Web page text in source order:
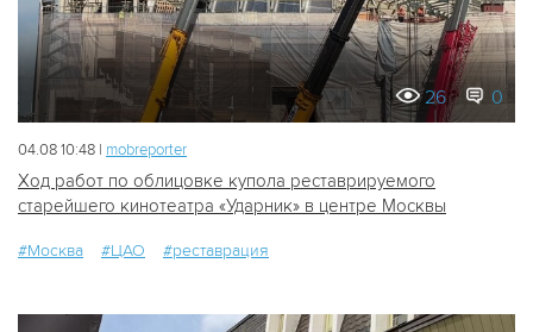
26 0
04.08 10:48 | mobreporter
Ход работ по облицовке купола реставрируемого
старейшего кинотеатра «Ударник» в центре Москвы
#Москва #ЦАО #реставрация